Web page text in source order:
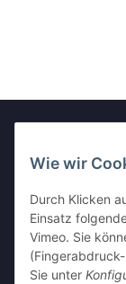
Bitte
Informationen
Wie wir
Durch Klicken
Einsatz
Vimeo. Sie
Sie unter